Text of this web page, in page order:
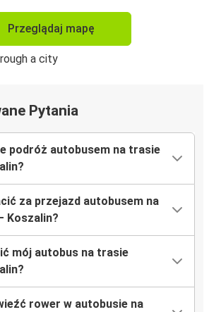
Przeglądaj mapę
Pytania
podróż autobusem na trasie
za przejazd autobusem na
Koszalin?
mój autobus na trasie
rower w autobusie na